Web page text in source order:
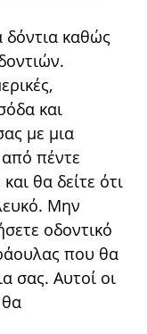
δόντια καθώς
και
με μια
πέντε
θα δείτε ότι
Μην
οδοντικό
που θα
σας. Αυτοί οι